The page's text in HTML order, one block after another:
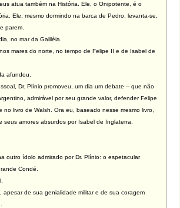
atua também na História. Ele, o Onipotente, é o
Ele, mesmo dormindo na barca de Pedro, levanta-se,
parem.
no mar da Galiléia.
mares do norte, no tempo de Felipe II e de Isabel de
afundou.
Dr. Plínio promoveu, um dia um debate -- que não
admirável por seu grande valor, defender Felipe
no livro de Walsh. Ora eu, baseado nesse mesmo livro,
seus amores absurdos por Isabel de Inglaterra.
ídolo admirado por Dr. Plínio: o espetacular
Condé.
de sua genialidade militar e de sua coragem